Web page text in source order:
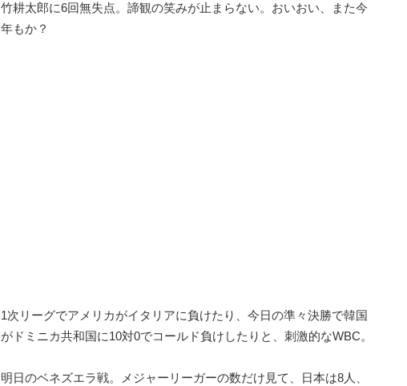
竹耕太郎に6回無失点。諦観の笑みが止まらない。おいおい、また今
年もか？
1次リーグでアメリカがイタリアに負けたり、今日の準々決勝で韓国
がドミニカ共和国に10対0でコールド負けしたりと、刺激的なWBC。
明日のベネズエラ戦。メジャーリーガーの数だけ見て、日本は8人、